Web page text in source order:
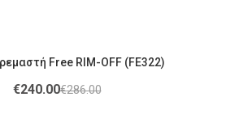
Free RIM-OFF (FE322)
€286.00
€240.00